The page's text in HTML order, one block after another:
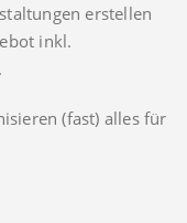
erstellen
inkl.
(fast) alles für